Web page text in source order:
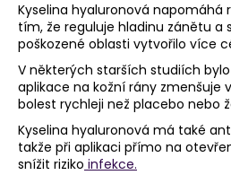
Kyselina hyaluronová napomáhá
tím, že reguluje hladinu zánětu a
poškozené oblasti vytvořilo více
V některých starších studiích
aplikace na kožní rány zmenšuje
bolest rychleji než placebo nebo
Kyselina hyaluronová má také
takže při aplikaci přímo na
snížit riziko infekce.